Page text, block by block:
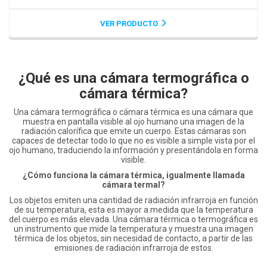
VER PRODUCTO
¿Qué es una cámara termográfica o
cámara térmica?
Una cámara termográfica o cámara térmica es una cámara que
muestra en pantalla visible al ojo humano una imagen de la
radiación calorífica que emite un cuerpo. Estas cámaras son
capaces de detectar todo lo que no es visible a simple vista por el
ojo humano, traduciendo la información y presentándola en forma
visible.
¿Cómo funciona la cámara térmica, igualmente llamada
cámara termal?
Los objetos emiten una cantidad de radiación infrarroja en función
de su temperatura, esta es mayor a medida que la temperatura
del cuerpo es más elevada. Una cámara térmica o termográfica es
un instrumento que mide la temperatura y muestra una imagen
térmica de los objetos, sin necesidad de contacto, a partir de las
emisiones de radiación infrarroja de estos.